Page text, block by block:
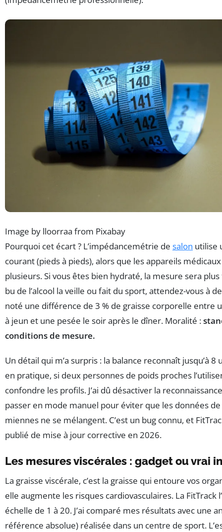
Image by lloorraa from Pixabay
Pourquoi cet écart ? L’impédancemétrie de salon utilise
courant (pieds à pieds), alors que les appareils
plusieurs. Si vous êtes bien hydraté, la mesure sera plus
bu de l’alcool la veille ou fait du sport, attendez-vous à
noté une différence de 3 % de graisse corporelle entre
à jeun et une pesée le soir après le dîner. Moralité :
conditions de mesure.
Un détail qui m’a surpris : la balance reconnaît jusqu’à 8
en pratique, si deux personnes de poids proches
confondre les profils. J’ai dû désactiver la
passer en mode manuel pour éviter que les données
miennes ne se mélangent. C’est un bug connu, et
publié de mise à jour corrective en 2026.
Les mesures viscérales : gadget ou vrai
La graisse viscérale, c’est la graisse qui entoure vos
elle augmente les risques cardiovasculaires. La FitTrack
échelle de 1 à 20. J’ai comparé mes résultats avec une
référence absolue) réalisée dans un centre de sport.